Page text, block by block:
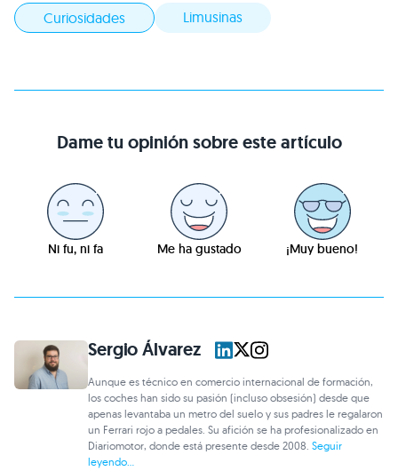
Curiosidades Limusinas
Dame tu opinión sobre este artículo
Ni fu, ni fa Me ha gustado ¡Muy bueno!
Sergio Álvarez
Aunque es técnico en comercio internacional de formación,
los coches han sido su pasión (incluso obsesión) desde que
apenas levantaba un metro del suelo y sus padres le regalaron
un Ferrari rojo a pedales. Su afición se ha profesionalizado en
Diariomotor, donde está presente desde 2008.Seguir
leyendo...